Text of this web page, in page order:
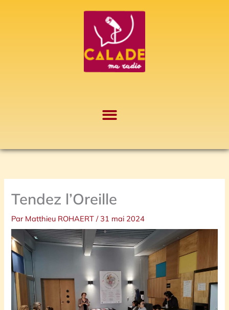
Tendez l’Oreille
Par Matthieu ROHAERT/ 31 mai 2024